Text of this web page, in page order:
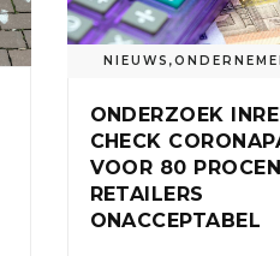
NIEUWS ,
ONDERZOEK
CHECK
VOOR 80
RETAILERS
ONACCEPTABEL